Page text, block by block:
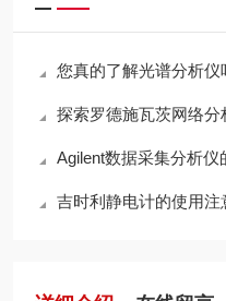
您真的了解光谱分析仪
探索罗德施瓦茨网络
Agilent数据采集分析仪
吉时利静电计的使用注